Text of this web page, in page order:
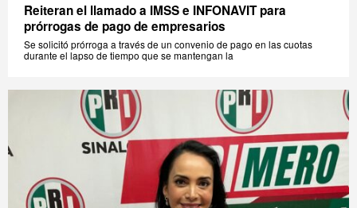
Reiteran el llamado a IMSS e INFONAVIT para
prórrogas de pago de empresarios
Se solicitó prórroga a través de un convenio de pago en las cuotas
durante el lapso de tiempo que se mantengan la